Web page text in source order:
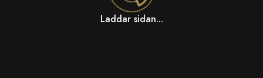
Laddar sidan...